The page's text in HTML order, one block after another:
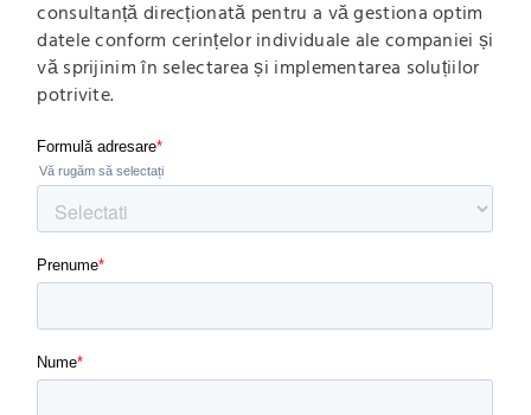
consultanță direcționată pentru a vă gestiona optim
datele conform cerințelor individuale ale companiei și
vă sprijinim în selectarea și implementarea soluțiilor
potrivite.